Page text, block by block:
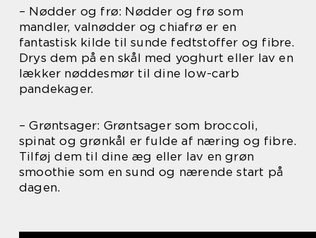
– Nødder og frø: Nødder og frø som
mandler, valnødder og chiafrø er en
fantastisk kilde til sunde fedtstoffer og fibre.
Drys dem på en skål med yoghurt eller lav en
lækker nøddesmør til dine low-carb
pandekager.
– Grøntsager: Grøntsager som broccoli,
spinat og grønkål er fulde af næring og fibre.
Tilføj dem til dine æg eller lav en grøn
smoothie som en sund og nærende start på
dagen.